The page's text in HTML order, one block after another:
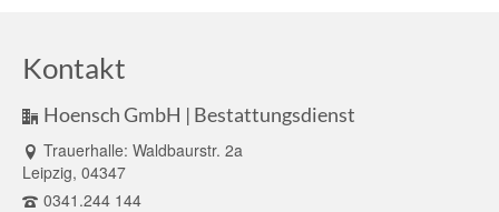
Kontakt
Hoensch GmbH | Bestattungsdienst
Trauerhalle: Waldbaurstr. 2a
Leipzig, 04347
0341.244 144